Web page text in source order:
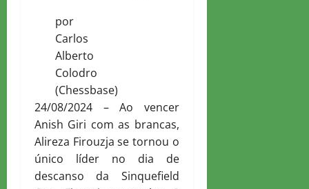
por
Carlos
Alberto
Colodro
(Chessbase)
24/08/2024 – Ao vencer
Anish Giri com as brancas,
Alireza Firouzja se tornou o
único líder no dia de
descanso da Sinquefield